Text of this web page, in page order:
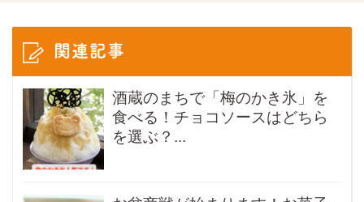
関連記事
酒蔵のまちで「梅のかき氷」を
食べる！チョコソースはどちら
を選ぶ？...